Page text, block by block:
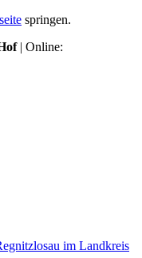
springen.
| Online: